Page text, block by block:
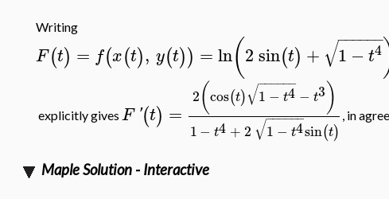
Writing
F(t) = f(x(t), y(t)) =ln(2sin(t) + 1 −t4
− −
−−−−
√
explicitly gives F '(t) =
2(cos(t) 1 − t4
− −
−−−−
√ − t3)
1− t4 + 2 1 − t4
− −
−−−−
√ sin(t)
, in
Maple Solution - Interactive